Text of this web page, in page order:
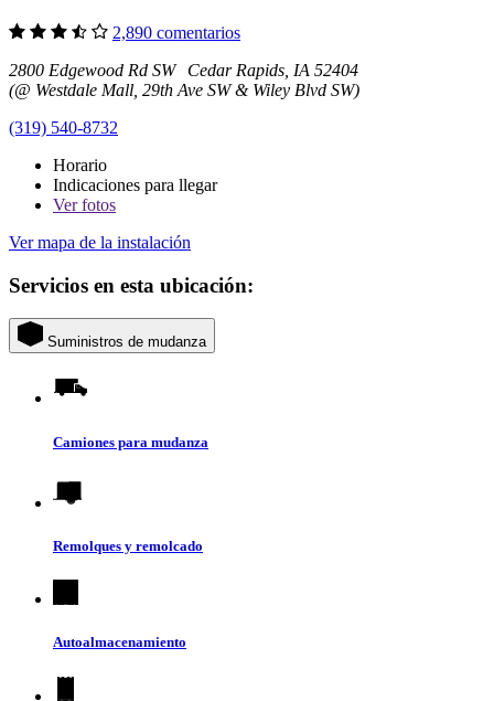
2,890 comentarios
2800 Edgewood Rd SW Cedar Rapids, IA 52404
(@ Westdale Mall, 29th Ave SW & Wiley Blvd SW)
(319) 540-8732
Horario
Indicaciones para llegar
Verfotos
Ver mapa de la instalación
Servicios en esta ubicación:
Suministros de mudanza
Camiones para mudanza
Remolques y remolcado
Autoalmacenamiento